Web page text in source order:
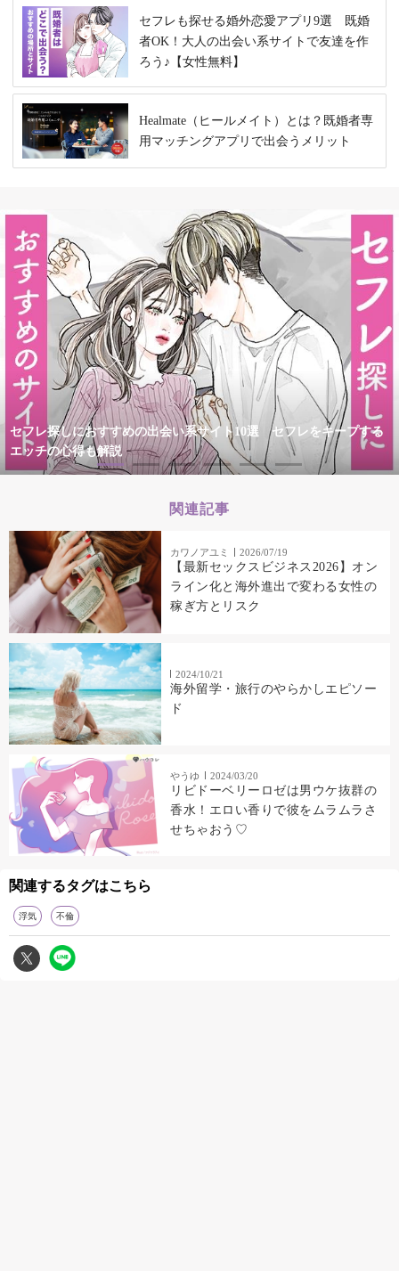
セフレも探せる婚外恋愛アプリ9選 既婚
者OK！大人の出会い系サイトで友達を作
ろう♪【女性無料】
Healmate（ヒールメイト）とは？既婚者専
用マッチングアプリで出会うメリット
セフレ探しにおすすめの出会い系サイト10選 セフレをキープする
エッチの心得も解説
関連記事
カワノアユミ 2026/07/19
【最新セックスビジネス2026】オン
ライン化と海外進出で変わる女性の
稼ぎ方とリスク
2024/10/21
海外留学・旅行のやらかしエピソー
ド
やうゆ 2024/03/20
リビドーベリーロゼは男ウケ抜群の
香水！エロい香りで彼をムラムラさ
せちゃおう♡
関連するタグはこちら
浮気 不倫